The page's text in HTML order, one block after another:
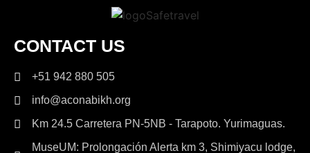
CONTACT US
+51 942 880 505
info@aconabikh.org
Km 24.5 Carretera PN-5NB - Tarapoto. Yurimaguas.
MuseUM: Prolongación Alerta km 3, Shimiyacu lodge,